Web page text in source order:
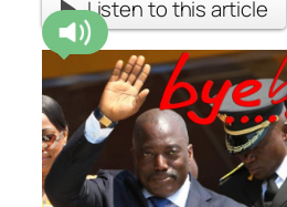
Listen to this article